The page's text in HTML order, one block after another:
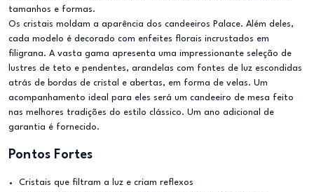
tamanhos e formas.
Os cristais moldam a aparência dos candeeiros Palace. Além deles,
cada modelo é decorado com enfeites florais incrustados em
filigrana. A vasta gama apresenta uma impressionante seleção de
lustres de teto e pendentes, arandelas com fontes de luz escondidas
atrás de bordas de cristal e abertas, em forma de velas. Um
acompanhamento ideal para eles será um candeeiro de mesa feito
nas melhores tradições do estilo clássico. Um ano adicional de
garantia é fornecido.
Pontos Fortes
Cristais que filtram a luz e criam reflexos